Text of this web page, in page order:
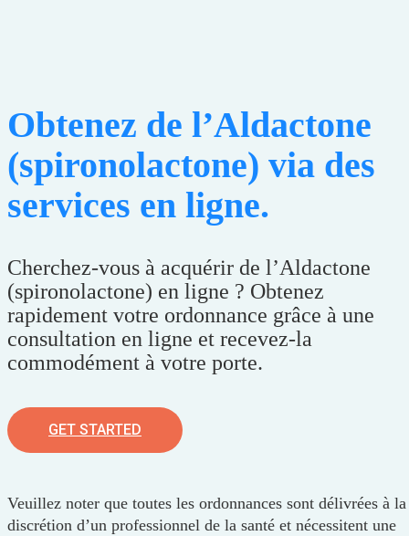
Obtenez de l’Aldactone
(spironolactone) via des
services en ligne.
Cherchez-vous à acquérir de l’Aldactone
(spironolactone) en ligne ? Obtenez
rapidement votre ordonnance grâce à une
consultation en ligne et recevez-la
commodément à votre porte.
GET STARTED
Veuillez noter que toutes les ordonnances sont délivrées à la
discrétion d’un professionnel de la santé et nécessitent une